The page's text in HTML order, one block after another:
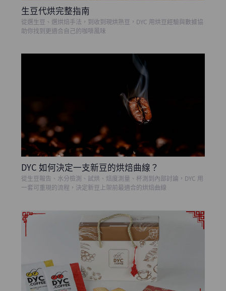
生豆代烘完整指南
從選生豆、選烘焙手法，到收到現烘熟豆，DYC 用烘豆經驗與數據協
助你找到更適合自己的咖啡風味
DYC 如何決定一支新豆的烘焙曲線？
從生豆報告、水分檢測、試烘、焙度測量、杯測到內部討論，DYC 用
一套可重現的流程，決定新豆上架前最適合的烘焙曲線